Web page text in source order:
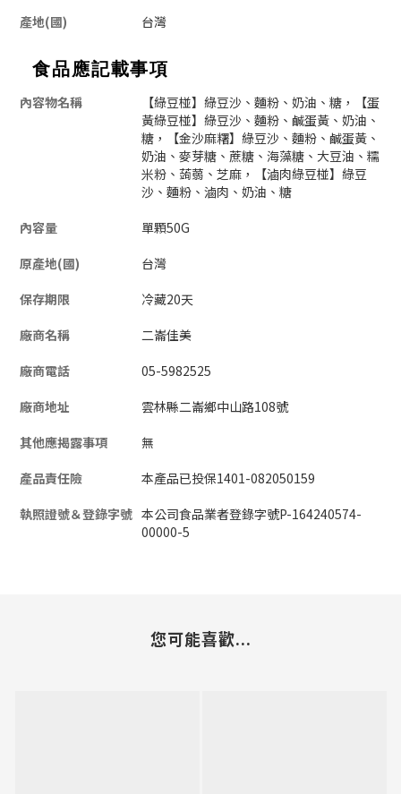
產地(國)
台灣
食品應記載事項
內容物名稱
【綠豆椪】綠豆沙、麵粉、奶油、糖，【蛋
黃綠豆椪】綠豆沙、麵粉、鹹蛋黃、奶油、
糖，【金沙麻糬】綠豆沙、麵粉、鹹蛋黃、
奶油、麥芽糖、蔗糖、海藻糖、大豆油、糯
米粉、蒟蒻、芝麻，【滷肉綠豆椪】綠豆
沙、麵粉、滷肉、奶油、糖
內容量
單顆50G
原產地(國)
台灣
保存期限
冷藏20天
廠商名稱
二崙佳美
廠商電話
05-5982525
廠商地址
雲林縣二崙鄉中山路108號
其他應揭露事項
無
產品責任險
本產品已投保1401-082050159
執照證號＆登錄字號 本公司食品業者登錄字號P-164240574-
00000-5
您可能喜歡...